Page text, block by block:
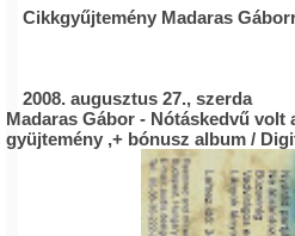
Cikkgyűjtemény Madaras
2008. augusztus 27., szerda
Madaras Gábor - Nótáskedvű volt
gyüjtemény ,+ bónusz album /